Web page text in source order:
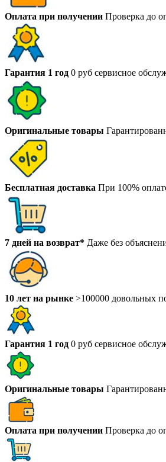
Оплата при получении Проверка до
Гарантия 1 год 0 руб сервисное
Оригинальные товары
Бесплатная доставка При 100%
7 дней на возврат* Даже без
10 лет на рынке >100000 довольных
Гарантия 1 год 0 руб сервисное
Оригинальные товары
Оплата при получении Проверка до